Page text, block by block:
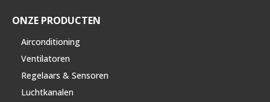
ONZE PRODUCTEN
Airconditioning
Ventilatoren
Regelaars & Sensoren
Luchtkanalen